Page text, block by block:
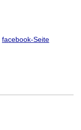
facebook-Seite